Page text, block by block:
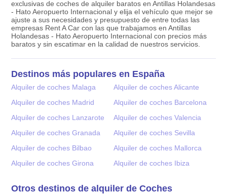
exclusivas de coches de alquiler baratos en Antillas Holandesas
- Hato Aeropuerto Internacional y elija el vehículo que mejor se
ajuste a sus necesidades y presupuesto de entre todas las
empresas Rent A Car con las que trabajamos en Antillas
Holandesas - Hato Aeropuerto Internacional con precios más
baratos y sin escatimar en la calidad de nuestros servicios.
Destinos más populares en España
Alquiler de coches Malaga
Alquiler de coches Alicante
Alquiler de coches Madrid
Alquiler de coches Barcelona
Alquiler de coches Lanzarote
Alquiler de coches Valencia
Alquiler de coches Granada
Alquiler de coches Sevilla
Alquiler de coches Bilbao
Alquiler de coches Mallorca
Alquiler de coches Girona
Alquiler de coches Ibiza
Otros destinos de alquiler de Coches